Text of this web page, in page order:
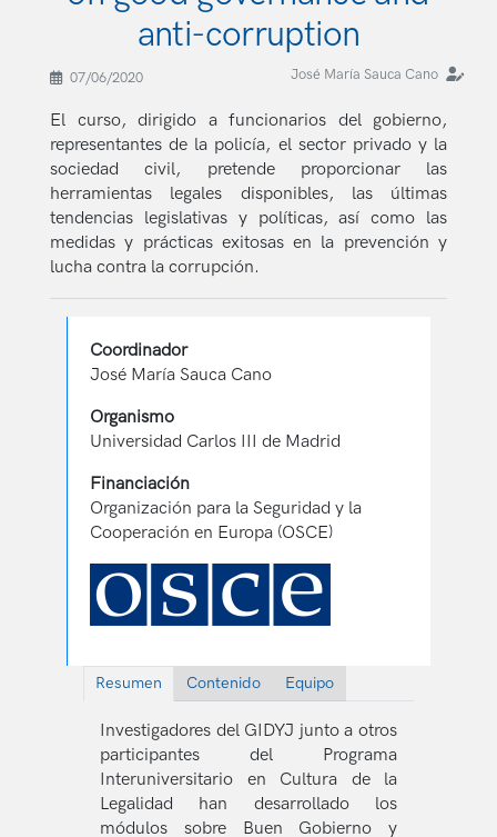
anti-corruption
07/06/2020 José María Sauca Cano
El curso, dirigido a funcionarios del gobierno,
representantes de la policía, el sector privado y la
sociedad civil, pretende proporcionar las
herramientas legales disponibles, las últimas
tendencias legislativas y políticas, así como las
medidas y prácticas exitosas en la prevención y
lucha contra la corrupción.
Coordinador
José María Sauca Cano
Organismo
Universidad Carlos III de Madrid
Financiación
Organización para la Seguridad y la
Cooperación en Europa (OSCE)
Resumen Contenido Equipo
Investigadores del GIDYJ junto a otros
participantes del Programa
Interuniversitario en Cultura de la
Legalidad han desarrollado los
módulos sobre Buen Gobierno y